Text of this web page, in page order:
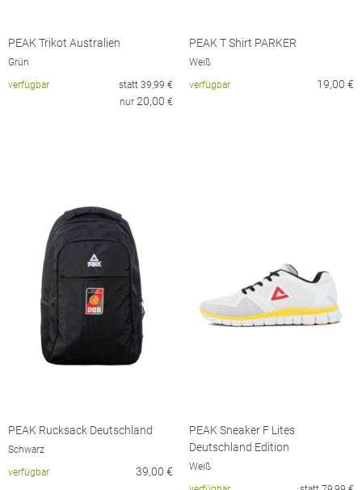
PEAK Trikot Australien
Grün
verfügbar
statt 39,99 €
nur 20,00 €
PEAK T Shirt PARKER
Weiß
verfügbar
19,00 €
PEAK Rucksack Deutschland
Schwarz
verfügbar
39,00 €
PEAK Sneaker F Lites
Deutschland Edition
Weiß